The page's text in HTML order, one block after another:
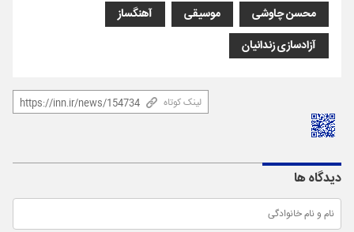
محسن چاوشی موسیقی
آهنگساز
آزادسازی زندانیان
لینک کوتاه
دیدگاه ها